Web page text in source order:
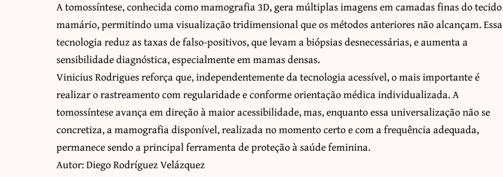
A tomossíntese, conhecida como mamografia 3D, gera múltiplas imagens em camadas finas do tecido
mamário, permitindo uma visualização tridimensional que os métodos anteriores não alcançam. Essa
tecnologia reduz as taxas de falso-positivos, que levam a biópsias desnecessárias, e aumenta a
sensibilidade diagnóstica, especialmente em mamas densas.
Vinicius Rodrigues reforça que, independentemente da tecnologia acessível, o mais importante é
realizar o rastreamento com regularidade e conforme orientação médica individualizada. A
tomossíntese avança em direção à maior acessibilidade, mas, enquanto essa universalização não se
concretiza, a mamografia disponível, realizada no momento certo e com a frequência adequada,
permanece sendo a principal ferramenta de proteção à saúde feminina.
Autor: Diego Rodríguez Velázquez